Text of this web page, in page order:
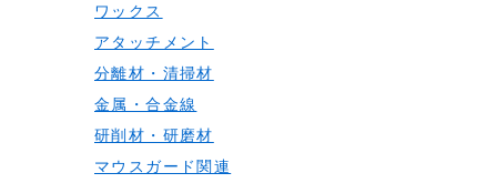
ワックス
アタッチメント
分離材・清掃材
金属・合金線
研削材・研磨材
マウスガード関連